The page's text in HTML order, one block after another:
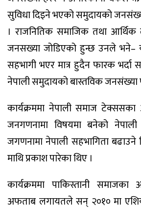
सुविधा दिइने भएको समुदायको
। राजनितिक समाजिक तथा
जनसख्या जोडिएको हुन्छ उनले भने–
सहभागी भएर मात्र हुदैन फारक
नेपाली समुदायको बास्तविक जनसंख्या
कार्यक्रममा नेपाली समाज टेक्ससका
जनगणनामा विषयमा बनेको नेपाली
जगणनामा नेपाली सहभागिता बढाउने
माथि प्रकाश पारेका थिए ।
कार्यक्रममा पाकिस्तानी
अफताब लगायतले सन् २०१० मा